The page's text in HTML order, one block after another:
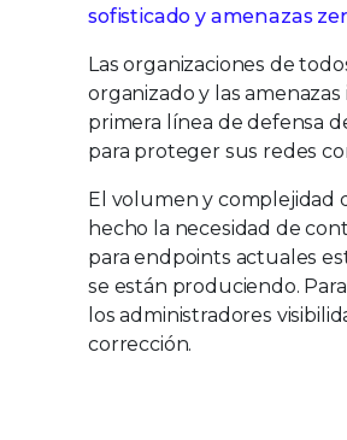
sofisticado y amenazas
Las organizaciones de
organizado y las
primera línea de defensa
para proteger sus redes
El volumen y complejidad
hecho la necesidad de
para endpoints actuales
se están produciendo.
los administradores
corrección.